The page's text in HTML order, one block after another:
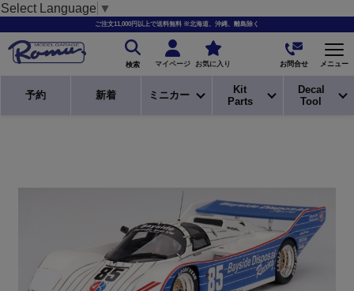
Select Language ▼
ご注文11,000円以上で送料無料 ※北海道、沖縄、離島除く
検索 マイページ お気に入り お問合せ メニュー
予約 新着 ミニカー
Kit
Parts
Decal
Tool